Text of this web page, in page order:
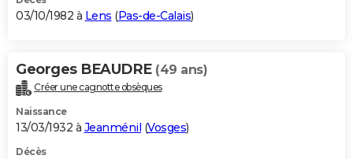
03/10/1982 à Lens (Pas-de-Calais)
Georges BEAUDRE (49 ans)
Créer une cagnotte obsèques
Naissance
13/03/1932 à Jeanménil (Vosges)
Décès